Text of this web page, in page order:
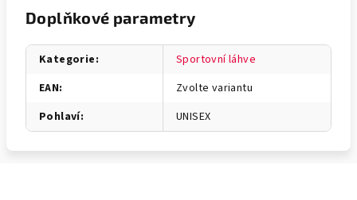
Doplňkové parametry
Kategorie:
Sportovní láhve
EAN:
Zvolte variantu
Pohlaví: UNISEX